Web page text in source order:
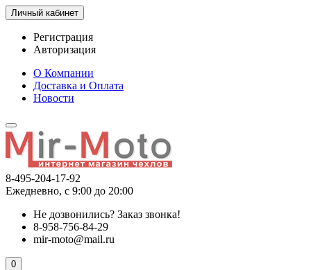
Личный кабинет
Регистрация
Авторизация
О Компании
Доставка и Оплата
Новости
8-495-204-17-92
Ежедневно, с 9:00 до 20:00
Не дозвонились? Заказ звонка!
8-958-756-84-29
mir-moto@mail.ru
0